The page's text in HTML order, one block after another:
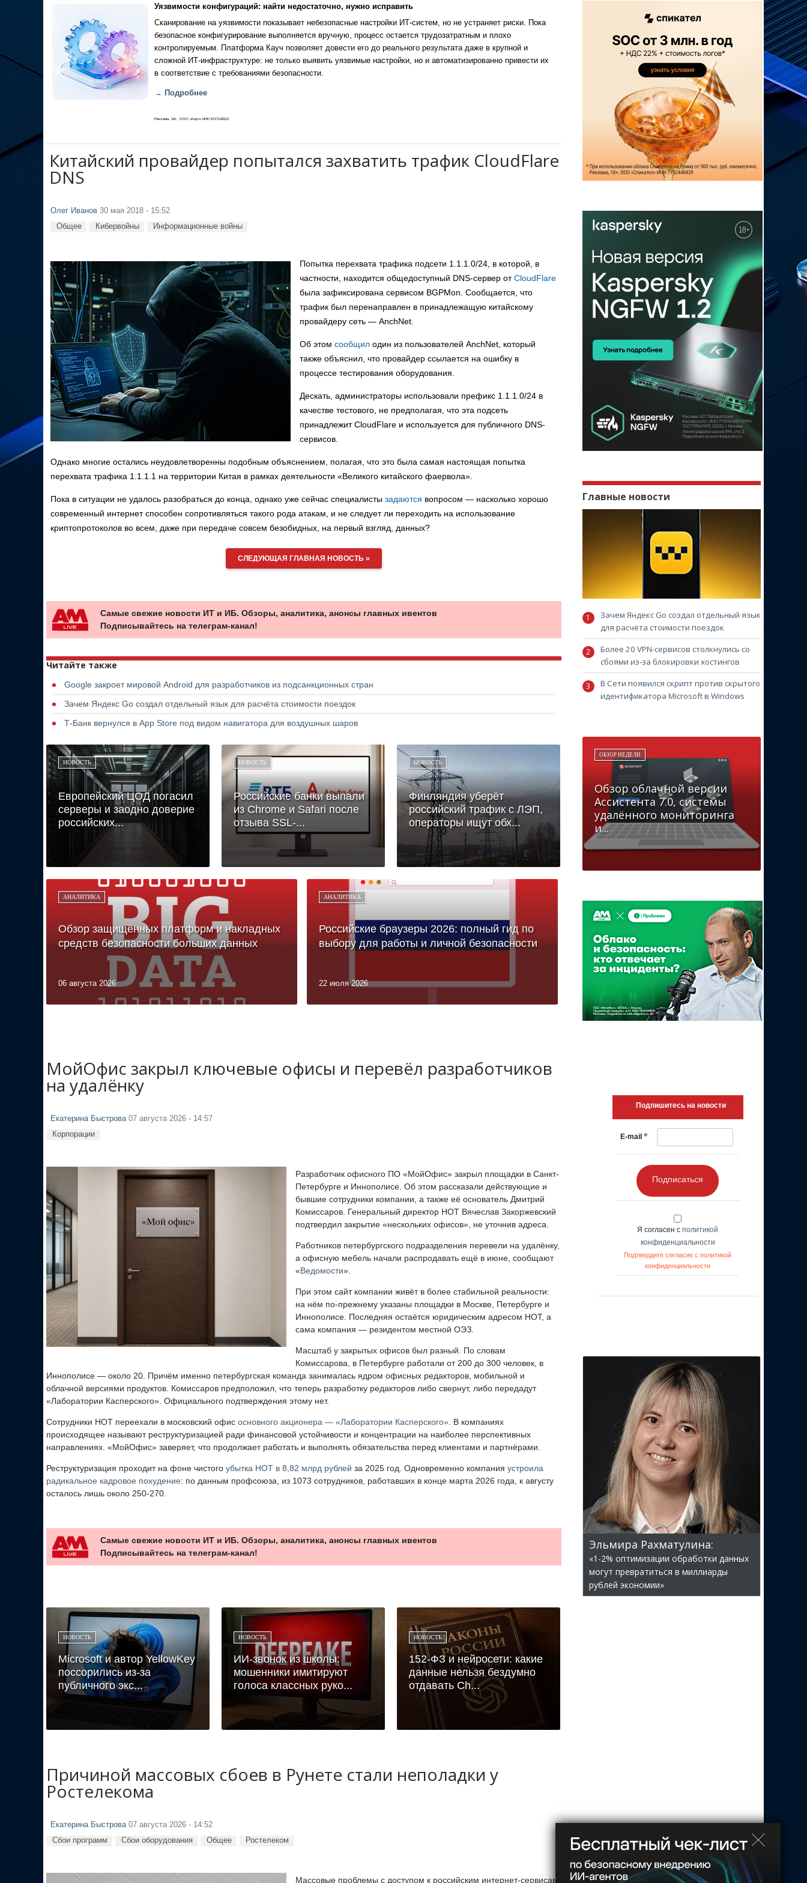
Уязвимости конфигураций: найти недостаточно, нужно исправить
Сканирование на уязвимости показывает небезопасные настройки ИТ-систем, но не устраняет риски. Пока
безопасное конфигурирование выполняется вручную, процесс остается трудозатратным и плохо
контролируемым. Платформа Кауч позволяет довести его до реального результата даже в крупной и
сложной ИТ-инфраструктуре: не только выявить уязвимые настройки, но и автоматизированно привести их
в соответствие с требованиями безопасности.
→ Подробнее
Реклама, 18+. ООО «Кауч» ИНН 9717142012
Китайский провайдер попытался захватить трафик CloudFlare
DNS
Олег Иванов 30 мая 2018 - 15:52
Общее Кибервойны Информационные войны
Попытка перехвата трафика подсети 1.1.1.0/24, в которой, в
частности, находится общедоступный DNS-сервер отCloudFlare
была зафиксирована сервисом BGPMon. Сообщается, что
трафик был перенаправлен в принадлежащую китайскому
провайдеру сеть — AnchNet.
Об этом сообщил один из пользователей AnchNet, который
также объяснил, что провайдер ссылается на ошибку в
процессе тестирования оборудования.
Дескать, администраторы использовали префикс 1.1.1.0/24 в
качестве тестового, не предполагая, что эта подсеть
принадлежит CloudFlare и используется для публичного DNS-
сервисов.
Однако многие остались неудовлетворенны подобным объяснением, полагая, что это была самая настоящая попытка
перехвата трафика 1.1.1.1 на территории Китая в рамках деятельности «Великого китайского фаервола».
Пока в ситуации не удалось разобраться до конца, однако уже сейчас специалисты задаются вопросом — насколько хорошо
современный интернет способен сопротивляться такого рода атакам, и не следует ли переходить на использование
криптопротоколов во всем, даже при передаче совсем безобидных, на первый взгляд, данных?
СЛЕДУЮЩАЯ ГЛАВНАЯ НОВОСТЬ »
Самые свежие новости ИТ и ИБ. Обзоры, аналитика, анонсы главных ивентов
Подписывайтесь на телеграм-канал!
Читайте также
Google закроет мировой Android для разработчиков из подсанкционных стран
Зачем Яндекс Go создал отдельный язык для расчёта стоимости поездок
Т-Банк вернулся в App Store под видом навигатора для воздушных шаров
НОВОСТЬ
Европейский ЦОД погасил
серверы и заодно доверие
российских...
НОВОСТЬ
Российские банки выпали
из Chrome и Safari после
отзыва SSL-...
НОВОСТЬ
Финляндия уберёт
российский трафик с ЛЭП,
операторы ищут обх...
АНАЛИТИКА
Обзор защищённых платформ и накладных
средств безопасности больших данных
06 августа 2026
АНАЛИТИКА
Российские браузеры 2026: полный гид по
выбору для работы и личной безопасности
22 июля 2026
МойОфис закрыл ключевые офисы и перевёл разработчиков
на удалёнку
Екатерина Быстрова 07 августа 2026 - 14:57
Корпорации
Разработчик офисного ПО «МойОфис» закрыл площадки в Санкт-
Петербурге и Иннополисе. Об этом рассказали действующие и
бывшие сотрудники компании, а также её основатель Дмитрий
Комиссаров. Генеральный директор НОТ Вячеслав Закоржевский
подтвердил закрытие «нескольких офисов», не уточнив адреса.
Работников петербургского подразделения перевели на удалёнку,
а офисную мебель начали распродавать ещё в июне, сообщают
«Ведомости».
При этом сайт компании живёт в более стабильной реальности:
на нём по-прежнему указаны площадки в Москве, Петербурге и
Иннополисе. Последняя остаётся юридическим адресом НОТ, а
сама компания — резидентом местной ОЭЗ.
Масштаб у закрытых офисов был разный. По словам
Комиссарова, в Петербурге работали от 200 до 300 человек, в
Иннополисе — около 20. Причём именно петербургская команда занималась ядром офисных редакторов, мобильной и
облачной версиями продуктов. Комиссаров предположил, что теперь разработку редакторов либо свернут, либо передадут
«Лаборатории Касперского». Официального подтверждения этому нет.
Сотрудники НОТ переехали в московский офис основного акционера — «Лаборатории Касперского» . В компаниях
происходящее называют реструктуризацией ради финансовой устойчивости и концентрации на наиболее перспективных
направлениях. «МойОфис» заверяет, что продолжает работать и выполнять обязательства перед клиентами и партнёрами.
Реструктуризация проходит на фоне чистого убытка НОТ в 8,82 млрд рублей за 2025 год. Одновременно компания устроила
радикальное кадровое похудение: по данным профсоюза, из 1073 сотрудников, работавших в конце марта 2026 года, к августу
осталось лишь около 250-270.
Самые свежие новости ИТ и ИБ. Обзоры, аналитика, анонсы главных ивентов
Подписывайтесь на телеграм-канал!
НОВОСТЬ
Microsoft и автор YellowKey
поссорились из-за
публичного экс...
НОВОСТЬ
ИИ-звонок из школы:
мошенники имитируют
голоса классных руко...
НОВОСТЬ
152-ФЗ и нейросети: какие
данные нельзя бездумно
отдавать Ch...
Причиной массовых сбоев в Рунете стали неполадки у
Ростелекома
Екатерина Быстрова 07 августа 2026 - 14:52
Сбои программ Сбои оборудования Общее Ростелеком
Массовые проблемы с доступом к российским интернет-сервисам
Главные новости
Зачем Яндекс Go создал отдельный язык
для расчёта стоимости поездок
Более 20 VPN-сервисов столкнулись со
сбоями из-за блокировки хостингов
В Сети появился скрипт против скрытого
идентификатора Microsoft в Windows
ОБЗОР НЕДЕЛИ
Обзор облачной версии
Ассистента 7.0, системы
удалённого мониторинга
и...
Подпишитесь на новости
E-mail *
Подписаться
Я согласен с политикой
конфиденциальности
Подтвердите согласие с политикой
конфиденциальности
Эльмира Рахматулина:
«1-2% оптимизации обработки данных
могут превратиться в миллиарды
рублей экономии»